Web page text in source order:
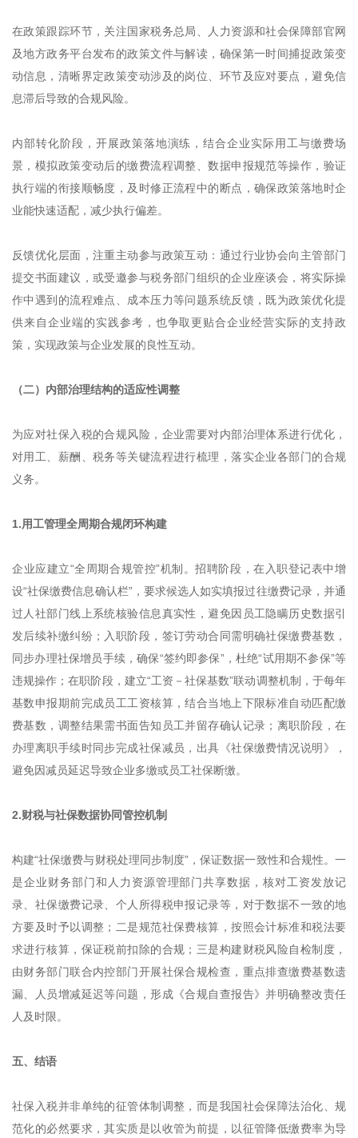
在政策跟踪环节，关注国家税务总局、人力资源和社会保障部官网
及地方政务平台发布的政策文件与解读，确保第一时间捕捉政策变
动信息，清晰界定政策变动涉及的岗位、环节及应对要点，避免信
息滞后导致的合规风险。
内部转化阶段，开展政策落地演练，结合企业实际用工与缴费场
景，模拟政策变动后的缴费流程调整、数据申报规范等操作，验证
执行端的衔接顺畅度，及时修正流程中的断点，确保政策落地时企
业能快速适配，减少执行偏差。
反馈优化层面，注重主动参与政策互动：通过行业协会向主管部门
提交书面建议，或受邀参与税务部门组织的企业座谈会，将实际操
作中遇到的流程难点、成本压力等问题系统反馈，既为政策优化提
供来自企业端的实践参考，也争取更贴合企业经营实际的支持政
策，实现政策与企业发展的良性互动。
（二）内部治理结构的适应性调整
为应对社保入税的合规风险，企业需要对内部治理体系进行优化，
对用工、薪酬、税务等关键流程进行梳理，落实企业各部门的合规
义务。
1.用工管理全周期合规闭环构建
企业应建立“全周期合规管控”机制。招聘阶段，在入职登记表中增
设“社保缴费信息确认栏”，要求候选人如实填报过往缴费记录，并通
过人社部门线上系统核验信息真实性，避免因员工隐瞒历史数据引
发后续补缴纠纷；入职阶段，签订劳动合同需明确社保缴费基数，
同步办理社保增员手续，确保“签约即参保”，杜绝“试用期不参保”等
违规操作；在职阶段，建立“工资－社保基数”联动调整机制，于每年
基数申报期前完成员工工资核算，结合当地上下限标准自动匹配缴
费基数，调整结果需书面告知员工并留存确认记录；离职阶段，在
办理离职手续时同步完成社保减员，出具《社保缴费情况说明》，
避免因减员延迟导致企业多缴或员工社保断缴。
2.财税与社保数据协同管控机制
构建“社保缴费与财税处理同步制度”，保证数据一致性和合规性。一
是企业财务部门和人力资源管理部门共享数据，核对工资发放记
录、社保缴费记录、个人所得税申报记录等，对于数据不一致的地
方要及时予以调整；二是规范社保费核算，按照会计标准和税法要
求进行核算，保证税前扣除的合规；三是构建财税风险自检制度，
由财务部门联合内控部门开展社保合规检查，重点排查缴费基数遗
漏、人员增减延迟等问题，形成《合规自查报告》并明确整改责任
人及时限。
五、结语
社保入税并非单纯的征管体制调整，而是我国社会保障法治化、规
范化的必然要求，其实质是以收管为前提，以征管降低缴费率为导